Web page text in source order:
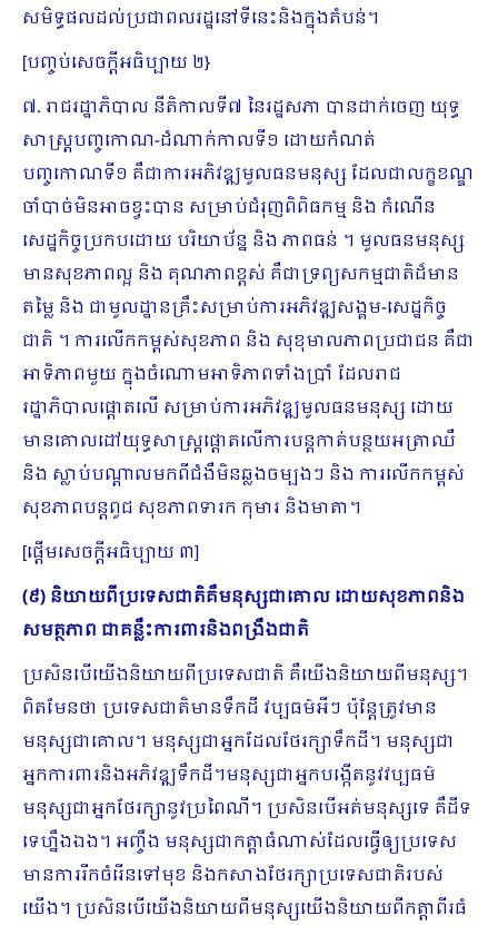
សមិទ្ធផលដល់ប្រជាពលរដ្ឋនៅទីនេះនិងក្នុងតំបន់។
[បញ្ចប់សេចក្ដីអធិប្បាយ ២}
៧. រាជរដ្ឋាភិបាល នីតិកាលទី៧ នៃរដ្ឋសភា បានដាក់ចេញ យុទ្ធ
សាស្ត្របញ្ចកោណ-ដំណាក់កាលទី១ ដោយកំណត់
បញ្ចកោណទី១ គឺជាការអភិវឌ្ឍមូលធនមនុស្ស ដែលជាលក្ខខណ្ឌ
ចាំបាច់មិនអាចខ្វះបាន សម្រាប់ជំរុញពិពិធកម្ម និង កំណើន
សេដ្ឋកិច្ចប្រកបដោយ បរិយាប័ន្ន និង ភាពធន់ ។ មូលធនមនុស្ស
មានសុខភាពល្អ និង គុណភាពខ្ពស់ គឺជាទ្រព្យសកម្មជាតិដ៏មាន
តម្លៃ និង ជាមូលដ្ឋានគ្រឹះសម្រាប់ការអភិវឌ្ឍសង្គម-សេដ្ឋកិច្ច
ជាតិ ។ ការលើកកម្ពស់សុខភាព និង សុខុមាលភាពប្រជាជន គឺជា
អាទិភាពមួយ ក្នុងចំណោមអាទិភាពទាំងប្រាំ ដែលរាជ
រដ្ឋាភិបាលផ្តោតលើ សម្រាប់ការអភិវឌ្ឍមូលធនមនុស្ស ដោយ
មានគោលដៅយុទ្ធសាស្ត្រផ្តោតលើការបន្តកាត់បន្ថយអត្រាឈឺ
និង ស្លាប់បណ្តាលមកពីជំងឺមិនឆ្លងចម្បងៗ និង ការលើកកម្ពស់
សុខភាពបន្តពូជ សុខភាពទារក កុមារ និងមាតា។
[ផ្ដើមសេចក្ដីអធិប្បាយ ៣]
(៩) និយាយពីប្រទេសជាតិគឺមនុស្សជាគោល ដោយសុខភាពនិង
សមត្ថភាព ជាគន្លឹះការពារនិងពង្រឹងជាតិ
ប្រសិនបើយើងនិយាយពីប្រទេសជាតិ​ គឺយើងនិយាយពីមនុស្ស។
ពិតមែនថា ប្រទេសជាតិមានទឹកដី វប្បធម៌អីៗ ប៉ុន្ដែត្រូវមាន
មនុស្សជាគោល។​ មនុស្សជាអ្នកដែលថែរក្សាទឹកដី។ មនុស្សជា
អ្នកការពារនិងអភិវឌ្ឍទឹកដី។មនុស្សជាអ្នកបង្កើតនូវវ​ប្បធម៌
មនុស្សជាអ្នកថែរក្សា​នូវប្រពៃណី។ ប្រសិនបើអត់មនុស្សទេ គឺដីទ
ទេហ្នឹងឯង។ អញ្ចឹង មនុស្សជាកត្ដាធំណាស់ដែលធ្វើឲ្យប្រទេស
មានការរីកចំរើនទៅមុខ និងកសាងថែរក្សាប្រទេសជាតិ​របស់
យើង។ ប្រសិនបើយើងនិយាយពីមនុស្សយើងនិយាយពីកត្ដាពីរធំ